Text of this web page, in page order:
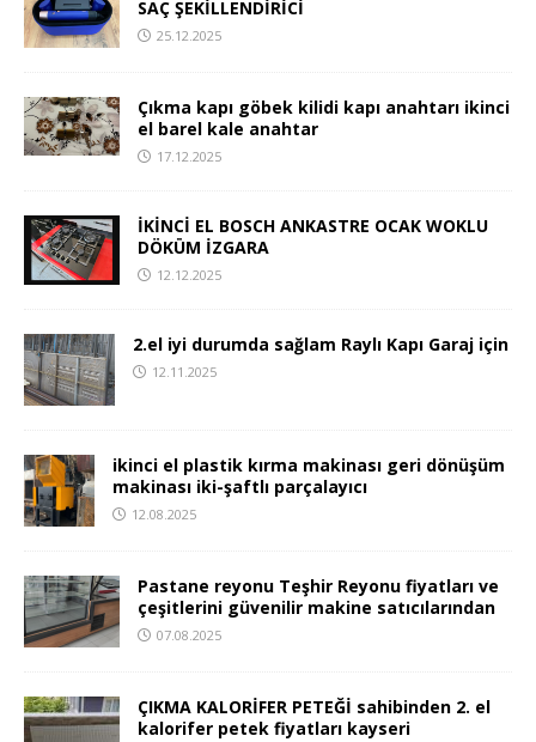
SAÇ ŞEKİLLENDİRİCİ
25.12.2025
Çıkma kapı göbek kilidi kapı anahtarı ikinci
el barel kale anahtar
17.12.2025
İKİNCİ EL BOSCH ANKASTRE OCAK WOKLU
DÖKÜM İZGARA
12.12.2025
2.el iyi durumda sağlam Raylı Kapı Garaj için
12.11.2025
ikinci el plastik kırma makinası geri dönüşüm
makinası iki-şaftlı parçalayıcı
12.08.2025
Pastane reyonu Teşhir Reyonu fiyatları ve
çeşitlerini güvenilir makine satıcılarından
07.08.2025
ÇIKMA KALORİFER PETEĞİ sahibinden 2. el
kalorifer petek fiyatları kayseri